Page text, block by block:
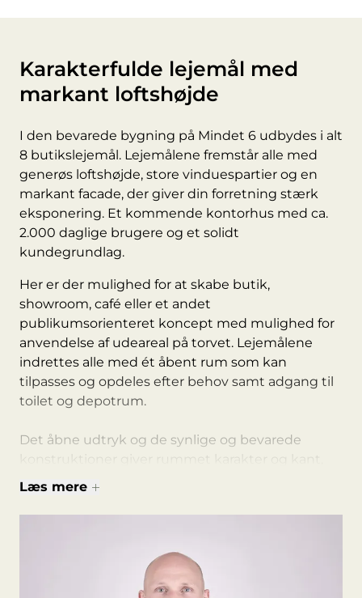
Karakterfulde lejemål med
markant loftshøjde
I den bevarede bygning på Mindet 6 udbydes i alt
8 butikslejemål. Lejemålene fremstår alle med
generøs loftshøjde, store vinduespartier og en
markant facade, der giver din forretning stærk
eksponering. Et kommende kontorhus med ca.
2.000 daglige brugere og et solidt
kundegrundlag.
Her er der mulighed for at skabe butik,
showroom, café eller et andet
publikumsorienteret koncept med mulighed for
anvendelse af udeareal på torvet. Lejemålene
indrettes alle med ét åbent rum som kan
tilpasses og opdeles efter behov samt adgang til
toilet og depotrum.
Det åbne udtryk og de synlige og bevarede
mens det naturlige lys skaber en indbydende
udviklingsområde med liv i gadeplan og en
moderne i ét samlet vartegn.
Mindet byder blandt andet på en fremtidig
Læs mere